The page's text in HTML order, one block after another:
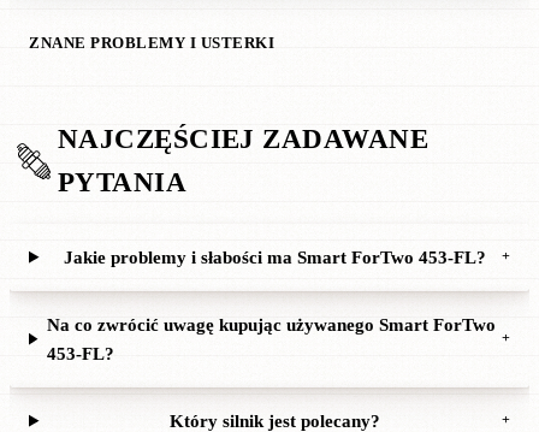
ZNANE PROBLEMY I USTERKI
NAJCZĘŚCIEJ ZADAWANE
PYTANIA
Jakie problemy i słabości ma Smart ForTwo 453-FL? +
Na co zwrócić uwagę kupując używanego Smart ForTwo
453-FL?
+
Który silnik jest polecany? +